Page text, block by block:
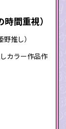
間重視）
推し）
カラー作品作